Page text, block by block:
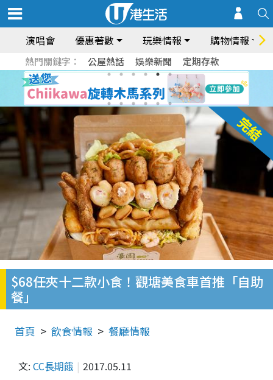
演唱會 優惠著數 玩樂情報 購物情報
熱門關鍵字： 公屋熱話 娛樂新聞 定期存款
$68任夾十二款小食！觀塘美食車首推「自助
餐」
首頁 飲食情報 餐廳情報
文: CC長期餓 2017.05.11